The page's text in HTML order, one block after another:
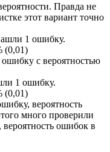
Правда не
этот вариант точно
1 ошибку.
(0,01)
с вероятностью
1 ошибку.
(0,01)
вероятность
много проверили
ошибок в